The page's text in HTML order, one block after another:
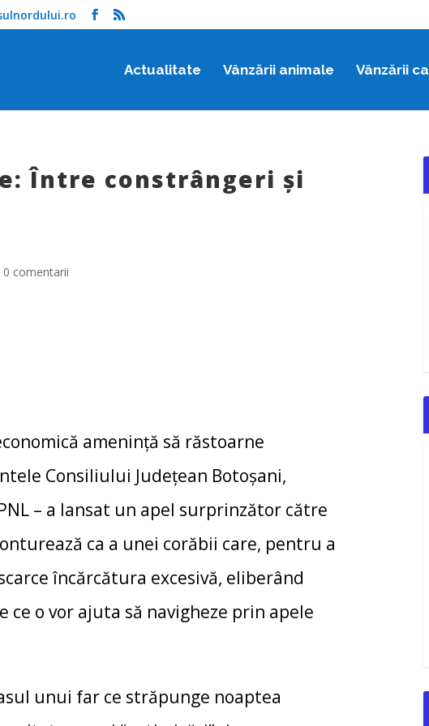
Actualitate Vânzării animale Vânzării
Între constrângeri și
0 comentarii
amenință să răstoarne
Consiliului Județean Botoșani,
– a lansat un apel surprinzător către
ca a unei corăbii care, pentru a
încărcătura excesivă, eliberând
o vor ajuta să navigheze prin apele
unui far ce străpunge noaptea